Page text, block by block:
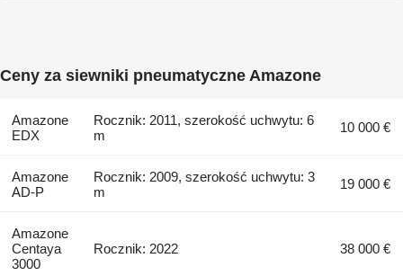
Ceny za siewniki pneumatyczne Amazone
Amazone
EDX
Rocznik: 2011, szerokość uchwytu: 6
m
10 000 €
Amazone
AD-P
Rocznik: 2009, szerokość uchwytu: 3
m
19 000 €
Amazone
Centaya
3000
Rocznik: 2022 38 000 €